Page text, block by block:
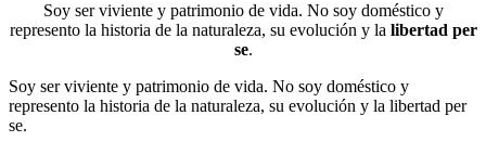
Soy ser viviente y patrimonio de vida. No soy doméstico y
represento la historia de la naturaleza, su evolución y la libertad per
se.
Soy ser viviente y patrimonio de vida. No soy doméstico y
represento la historia de la naturaleza, su evolución y la libertad per
se.